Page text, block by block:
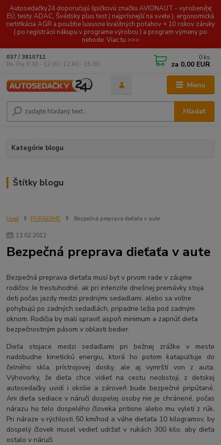
Autosedačky24 doporučujú špičkovú značku AVIONAUT - vyrobené v
EÚ, testy ADAC, Švédsky plus test ( najprísnejší na svete ), ergonomická
certifikácia AGR a použitie luxusne kvalitných poťahov + 10 rokov záruky
( po registrácii nákupu v programe výrobcu ) a program výmeny po
nehode. Viac tu >>>
Menu
Hľadať
037 / 3810711
Po- Pia 9.30 - 12.00 / 12.40 - 15.00
0 ks
za 0,00 EUR
Kategórie blogu
Štítky blogu
Úvod PORADÍME Bezpečná preprava dieťaťa v aute
13.02.2012
Bezpečná preprava dieťaťa v aute
Bezpečná preprava dieťaťa musí byt v prvom rade v záujme
rodičov. Je trestuhodné, ak pri intenzite dnešnej premávky stoja
deti počas jazdy medzi prednými sedadlami, alebo sa voľne
pohybujú po zadných sedadlách, pripadne ležia pod zadným
oknom. Rodičia by mali spraviť aspoň minimum a zapnúť dieťa
bezpečnostným pásom v oblasti bedier.
Dieťa stojace medzi sedadlami pri bežnej zrážke v meste
nadobudne kinetickú energiu, ktorá ho potom katapultuje do
čelného skla, prístrojovej dosky, ale aj vymrští von z auta.
Výhovorky, že dieťa chce vidieť na cestu neobstojí, z detskej
autosedačky uvidí i okolie a zároveň bude bezpečné pripútané.
Ani dieťa sediace v náručí dospelej osoby nie je chránené, počas
nárazu ho telo dospelého človeka pritisne alebo mu vyletí z rúk.
Pri náraze v rýchlosti 50 km/hod a váhe dieťaťa 10 kilogramov, by
dospelý človek musel vedieť udržať v rukách 300 kilo, aby dieťa
ostalo v náručí.